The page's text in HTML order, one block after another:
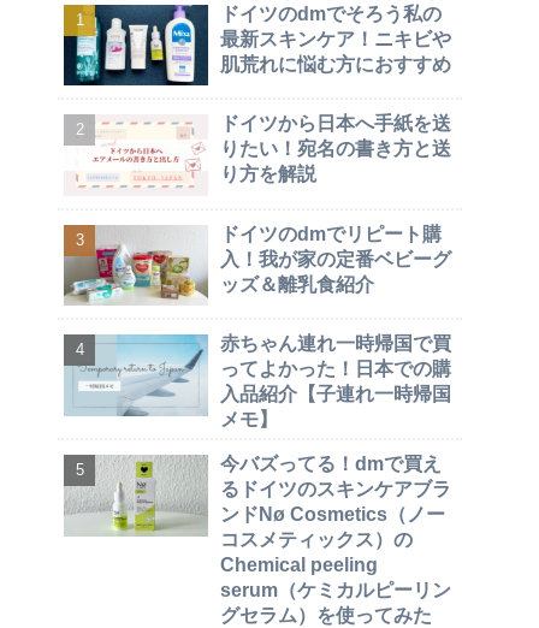
ドイツのdmでそろう私の
最新スキンケア！ニキビや
肌荒れに悩む方におすすめ
ドイツから日本へ手紙を送
りたい！宛名の書き方と送
り方を解説
ドイツのdmでリピート購
入！我が家の定番ベビーグ
ッズ＆離乳食紹介
赤ちゃん連れ一時帰国で買
ってよかった！日本での購
入品紹介【子連れ一時帰国
メモ】
今バズってる！dmで買え
るドイツのスキンケアブラ
ンドNø Cosmetics（ノー
コスメティックス）の
Chemical peeling
serum（ケミカルピーリン
グセラム）を使ってみた